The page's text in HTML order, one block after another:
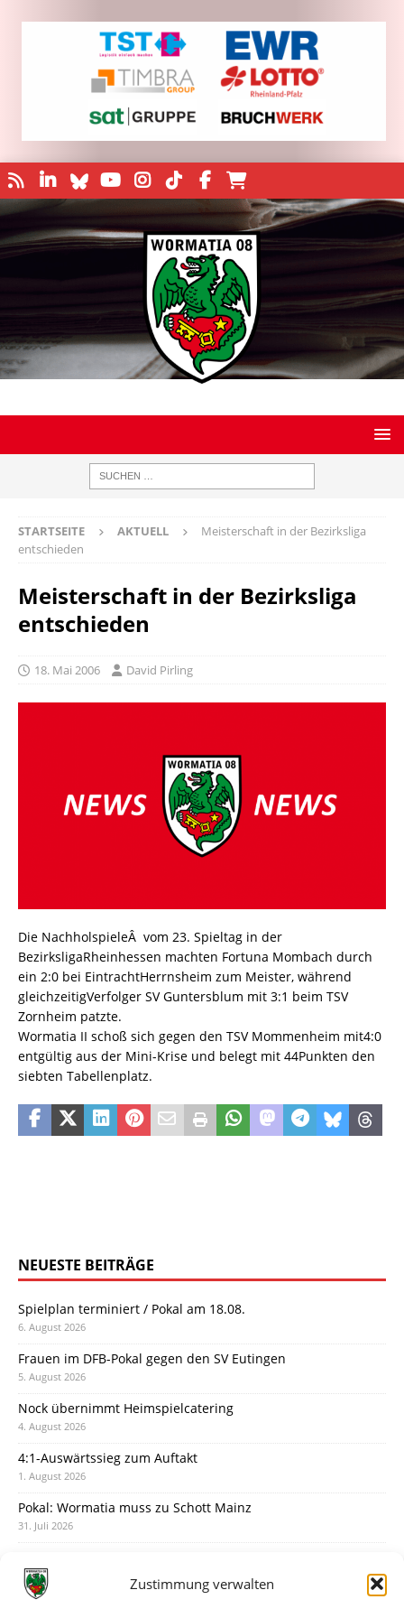
Zustimmung verwalten
STARTSEITE AKTUELL
Meisterschaft in der Bezirksliga
entschieden
Meisterschaft in der Bezirksliga
entschieden
18. Mai 2006 David Pirling
Die NachholspieleÂ vom 23. Spieltag in der
BezirksligaRheinhessen machten Fortuna Mombach durch
ein 2:0 bei EintrachtHerrnsheim zum Meister, während
gleichzeitigVerfolger SV Guntersblum mit 3:1 beim TSV
Zornheim patzte.
Wormatia II schoß sich gegen den TSV Mommenheim mit4:0
entgültig aus der Mini-Krise und belegt mit 44Punkten den
siebten Tabellenplatz.
NEUESTE BEITRÄGE
Spielplan terminiert / Pokal am 18.08.
6. August 2026
Frauen im DFB-Pokal gegen den SV Eutingen
5. August 2026
Nock übernimmt Heimspielcatering
4. August 2026
4:1-Auswärtssieg zum Auftakt
1. August 2026
Pokal: Wormatia muss zu Schott Mainz
31. Juli 2026
30. Juli 2026